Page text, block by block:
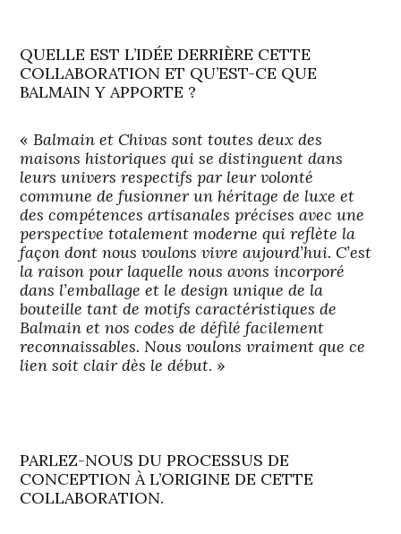
QUELLE EST L’IDÉE DERRIÈRE CETTE
COLLABORATION ET QU’EST-CE QUE
BALMAIN Y APPORTE ?
«Balmain et Chivas sont toutes deux des
maisons historiques qui se distinguent dans
leurs univers respectifs par leur volonté
commune de fusionner un héritage de luxe et
des compétences artisanales précises avec une
perspective totalement moderne qui reflète la
façon dont nous voulons vivre aujourd’hui. C’est
la raison pour laquelle nous avons incorporé
dans l’emballage et le design unique de la
bouteille tant de motifs caractéristiques de
Balmain et nos codes de défilé facilement
reconnaissables. Nous voulons vraiment que ce
lien soit clair dès le début. »
PARLEZ-NOUS DU PROCESSUS DE
CONCEPTION À L’ORIGINE DE CETTE
COLLABORATION.